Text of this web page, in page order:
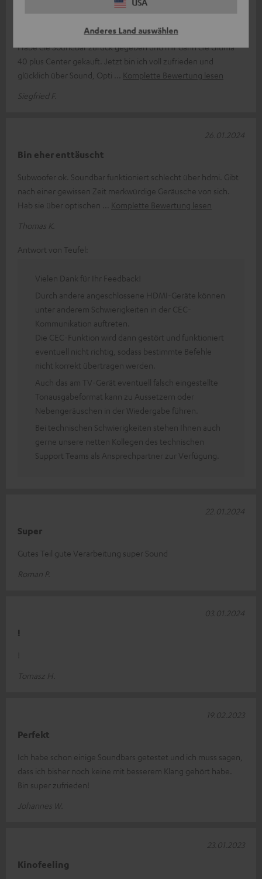
Anderes Land auswählen
hat mich leider nicht voll überzeugt.
Habe die Soundbar zurück gegeben und mir dann die Ultima
40 plus Center gekauft. Jetzt bin ich voll zufrieden und
glücklich über Sound, Opti
Komplette Bewertung lesen
Siegfried F.
Bin eher enttäuscht
Subwoofer ok. Soundbar funktioniert schlecht über hdmi. Gibt
nach einer gewissen Zeit merkwürdige Geräusche von sich.
Hab sie über optischen
Komplette Bewertung lesen
Thomas K.
26.01.2024
Antwort von Teufel:
Vielen Dank für Ihr Feedback!
Durch andere angeschlossene HDMI-Geräte können
unter anderem Schwierigkeiten in der CEC-
Kommunikation auftreten.
Die CEC-Funktion wird dann gestört und funktioniert
eventuell nicht richtig, sodass bestimmte Befehle
nicht korrekt übertragen werden.
Auch das am TV-Gerät eventuell falsch eingestellte
Tonausgabeformat kann zu Aussetzern oder
Nebengeräuschen in der Wiedergabe führen.
Bei technischen Schwierigkeiten stehen Ihnen auch
gerne unsere netten Kollegen des technischen
Support Teams als Ansprechpartner zur Verfügung.
Super
Gutes Teil gute Verarbeitung super Sound
Roman P.
22.01.2024
!
Tomasz H.
03.01.2024
Perfekt
Ich habe schon einige Soundbars getestet und ich muss sagen,
dass ich bisher noch keine mit besserem Klang gehört habe.
Bin super zufrieden!
Johannes W.
19.02.2023
Kinofeeling
23.01.2023